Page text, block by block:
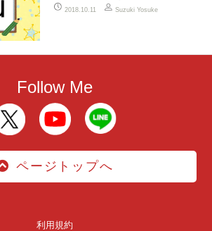
2018.10.11 Suzuki Yosuke
Follow Me
ページトップへ
利用規約